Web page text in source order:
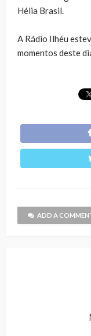
Hélia Brasil.
A Rádio Ilhéu
momentos deste
ADD A